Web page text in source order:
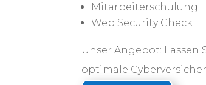
Mitarbeiterschulung
Web Security Check
Unser Angebot:
optimale